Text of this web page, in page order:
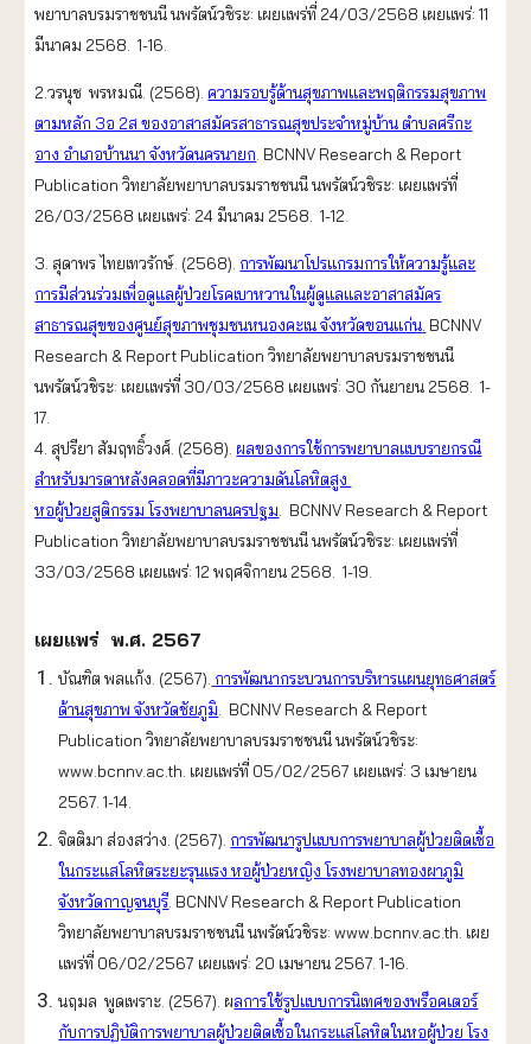
พยาบาลบรมราชชนนี นพรัตน์วชิระ: เผยแพร่ที่ 24/03/2568 เผยแพร่: 11
มีนาคม 2568. 1-16.
2.วรนุช พรหมณี. (2568). ความรอบรู้ด้านสุขภาพและพฤติกรรมสุขภาพ
ตามหลัก 3อ 2ส ของอาสาสมัครสาธารณสุขประจำหมู่บ้าน ตำบลศรีกะ
อาง อำเภอบ้านนา จังหวัดนครนายก . BCNNV Research & Report
Publication วิทยาลัยพยาบาลบรมราชชนนี นพรัตน์วชิระ: เผยแพร่ที่
26/03/2568 เผยแพร่: 24 มีนาคม 2568. 1-12.
3. สุดาพร ไทยเทวรักษ์. (2568). การพัฒนาโปรแกรมการให้ความรู้และ
การมีส่วนร่วมเพื่อดูแลผู้ป่วยโรคเบาหวานในผู้ดูแลและอาสาสมัคร
สาธารณสุขของศูนย์สุขภาพชุมชนหนองคะเน จังหวัดขอนแก่น BCNNV
Research & Report Publication วิทยาลัยพยาบาลบรมราชชนนี
นพรัตน์วชิระ: เผยแพร่ที่ 30/03/2568 เผยแพร่: 30 กันยายน 2568. 1-
17.
4. สุปรียา สัมฤทธิ์วงศ์. (2568). ผลของการใช้การพยาบาลแบบรายกรณี
สำหรับมารดาหลังคลอดที่มีภาวะความดันโลหิตสูง
หอผู้ป่วยสูติกรรม โรงพยาบาลนครปฐม . BCNNV Research & Report
Publication วิทยาลัยพยาบาลบรมราชชนนี นพรัตน์วชิระ: เผยแพร่ที่
33/03/2568 เผยแพร่: 12 พฤศจิกายน 2568. 1-19.
เผยแพร่ พ.ศ. 2567
บัณฑิต พลแก้ง. (2567). การพัฒนากระบวนการบริหารแผนยุทธศาสตร์
ด้านสุขภาพ จังหวัดชัยภูมิ . BCNNV Research & Report
Publication วิทยาลัยพยาบาลบรมราชชนนี นพรัตน์วชิระ:
www.bcnnv.ac.th. เผยแพร่ที่ 05/02/2567 เผยแพร่: 3 เมษายน
2567. 1-14.
จิตติมา ส่องสว่าง. (2567). การพัฒนารูปแบบการพยาบาลผู้ป่วยติดเชื้อ
ในกระแสโลหิตระยะรุนแรง หอผู้ป่วยหญิง โรงพยาบาลทองผาภูมิ
จังหวัดกาญจนบุรี . BCNNV Research & Report Publication
วิทยาลัยพยาบาลบรมราชชนนี นพรัตน์วชิระ: www.bcnnv.ac.th. เผย
แพร่ที่ 06/02/2567 เผยแพร่: 20 เมษายน 2567. 1-16.
นฤมล พูดเพราะ. (2567). ผลการใช้รูปแบบการนิเทศของพร็อคเตอร์
กับการปฏิบัติการพยาบาลผู้ป่วยติดเชื้อในกระแสโลหิตในหอผู้ป่วย โรง